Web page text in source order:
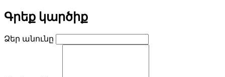
Գրեք կարծիք
Ձեր անունը